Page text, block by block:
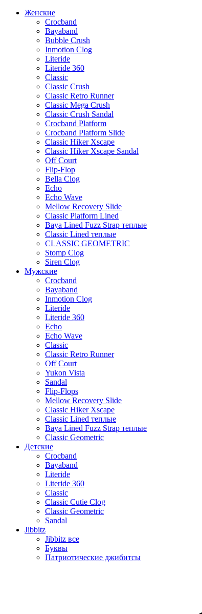
Женские
Crocband
Bayaband
Bubble Crush
Inmotion Clog
Literide
Literide 360
Classic
Classic Crush
Classic Retro Runner
Classic Mega Crush
Classic Crush Sandal
Crocband Platform
Crocband Platform Slide
Classic Hiker Xscape
Classic Hiker Xscape Sandal
Off Court
Flip-Flop
Bella Clog
Echo
Echo Wave
Mellow Recovery Slide
Classic Platform Lined
Baya Lined Fuzz Strap теплые
Classic Lined теплые
CLASSIC GEOMETRIC
Stomp Clog
Siren Clog
Мужские
Crocband
Bayaband
Inmotion Clog
Literide
Literide 360
Echo
Echo Wave
Classic
Classic Retro Runner
Off Court
Yukon Vista
Sandal
Flip-Flops
Mellow Recovery Slide
Classic Hiker Xscape
Classic Lined теплые
Baya Lined Fuzz Strap теплые
Classic Geometric
Детские
Crocband
Bayaband
Literide
Literide 360
Classic
Classic Cutie Clog
Classic Geometric
Sandal
Jibbitz
Jibbitz все
Буквы
Патриотические джибитсы